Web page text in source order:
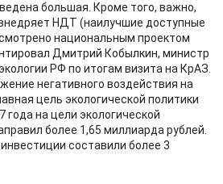
большая. Кроме того, важно,
НДТ (наилучшие доступные
национальным проектом
Дмитрий Кобылкин, министр
РФ по итогам визита на КрАЗ.
негативного воздействия на
цель экологической политики
года на цели экологической
более 1,65 миллиарда рублей.
составили более 3